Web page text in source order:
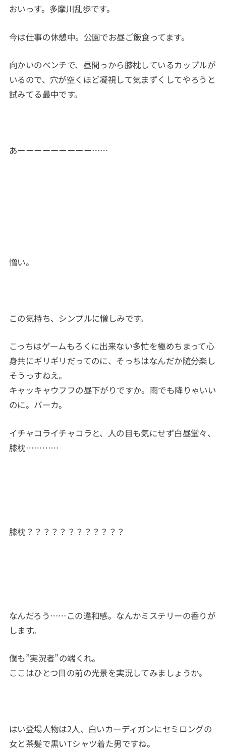
おいっす。多摩川乱歩です。
今は仕事の休憩中。公園でお昼ご飯食ってます。
向かいのベンチで、昼間っから膝枕しているカップルが
いるので、穴が空くほど凝視して気まずくしてやろうと
試みてる最中です。
あーーーーーーーーー……
憎い。
この気持ち、シンプルに憎しみです。
こっちはゲームもろくに出来ない多忙を極めちまって心
身共にギリギリだってのに、そっちはなんだか随分楽し
そうっすねえ。
キャッキャウフフの昼下がりですか。雨でも降りゃいい
のに。バーカ。
イチャコライチャコラと、人の目も気にせず白昼堂々、
膝枕…………
膝枕？？？？？？？？？？？？
なんだろう……この違和感。なんかミステリーの香りが
します。
僕も”実況者”の端くれ。
ここはひとつ目の前の光景を実況してみましょうか。
はい登場人物は2人、白いカーディガンにセミロングの
女と茶髪で黒いTシャツ着た男ですね。